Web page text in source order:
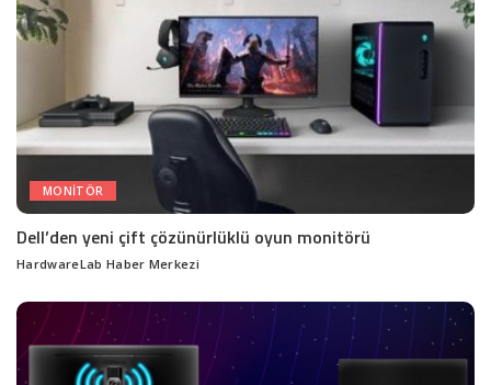
MONITÖR
Dell’den yeni çift çözünürlüklü oyun monitörü
Posted
HardwareLab Haber Merkezi